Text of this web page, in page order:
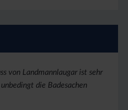
von Landmannlaugar ist sehr
die Badesachen